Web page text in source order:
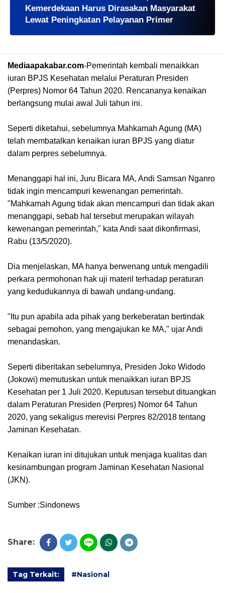
Kemerdekaan Harus Dirasakan Masyarakat
Lewat Peningkatan Pelayanan Primer
Mediaapakabar.com-Pemerintah kembali menaikkan
iuran BPJS Kesehatan melalui Peraturan Presiden
(Perpres) Nomor 64 Tahun 2020. Rencananya kenaikan
berlangsung mulai awal Juli tahun ini.
Seperti diketahui, sebelumnya Mahkamah Agung (MA)
telah membatalkan kenaikan iuran BPJS yang diatur
dalam perpres sebelumnya.
Menanggapi hal ini, Juru Bicara MA, Andi Samsan Nganro
tidak ingin mencampuri kewenangan pemerintah.
"Mahkamah Agung tidak akan mencampuri dan tidak akan
menanggapi, sebab hal tersebut merupakan wilayah
kewenangan pemerintah," kata Andi saat dikonfirmasi,
Rabu (13/5/2020).
Dia menjelaskan, MA hanya berwenang untuk mengadili
perkara permohonan hak uji materil terhadap peraturan
yang kedudukannya di bawah undang-undang.
"Itu pun apabila ada pihak yang berkeberatan bertindak
sebagai pemohon, yang mengajukan ke MA," ujar Andi
menandaskan.
Seperti diberitakan sebelumnya, Presiden Joko Widodo
(Jokowi) memutuskan untuk menaikkan iuran BPJS
Kesehatan per 1 Juli 2020. Keputusan tersebut dituangkan
dalam Peraturan Presiden (Perpres) Nomor 64 Tahun
2020, yang sekaligus merevisi Perpres 82/2018 tentang
Jaminan Kesehatan.
Kenaikan iuran ini ditujukan untuk menjaga kualitas dan
kesinambungan program Jaminan Kesehatan Nasional
(JKN).
Sumber :Sindonews
Share:
Tag Terkait: #Nasional